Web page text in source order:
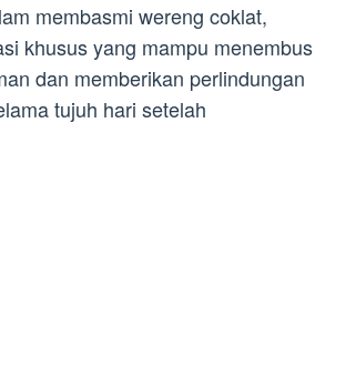
membasmi wereng coklat,
khusus yang mampu menembus
dan memberikan perlindungan
tujuh hari setelah